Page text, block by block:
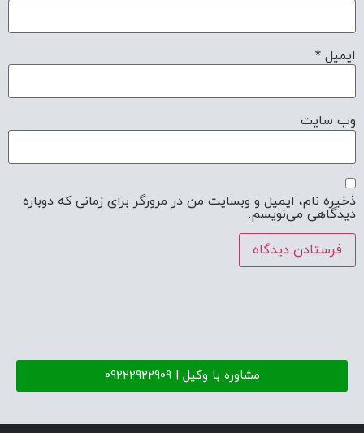
ایمیل *
وب‌ سایت
ذخیره نام، ایمیل و وبسایت من در مرورگر برای زمانی که دوباره
دیدگاهی می‌نویسم.
مشاوره با وکیل | 09222922909